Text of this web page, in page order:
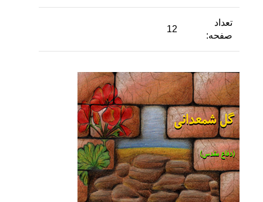
تعداد
صفحه:
12